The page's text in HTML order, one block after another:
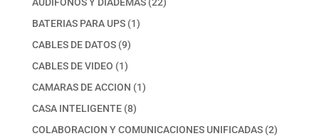
BATERIAS PARA UPS 11
CABLES DE DATOS 99
productos
CABLES DE VIDEO 11
producto
CAMARAS DE ACCION 11
CASA INTELIGENTE 88
productos
COLABORACION Y COMUNICACIONES UNIFICADAS 22